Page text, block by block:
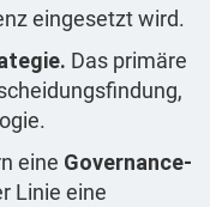
eingesetzt wird.
Das primäre
eine Governance-
Linie eine